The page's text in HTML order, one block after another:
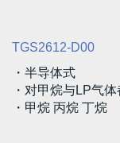
TGS2612-D00
・半导体式
・对甲烷与LP气
・甲烷 丙烷 丁烷